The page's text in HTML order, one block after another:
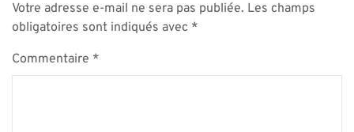
Votre adresse e-mail ne sera pas publiée. Les champs
obligatoires sont indiqués avec *
Commentaire *